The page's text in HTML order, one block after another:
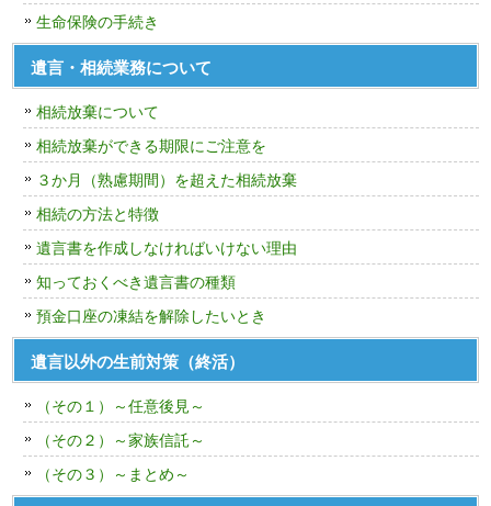
生命保険の手続き
遺言・相続業務について
相続放棄について
相続放棄ができる期限にご注意を
３か月（熟慮期間）を超えた相続放棄
相続の方法と特徴
遺言書を作成しなければいけない理由
知っておくべき遺言書の種類
預金口座の凍結を解除したいとき
遺言以外の生前対策（終活）
（その１）～任意後見～
（その２）～家族信託～
（その３）～まとめ～